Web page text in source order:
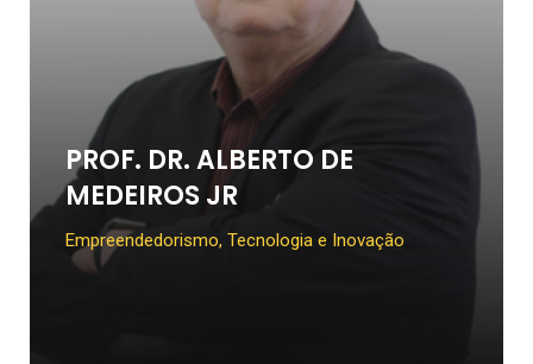
PROF. DR. ALBERTO DE
MEDEIROS JR
Empreendedorismo, Tecnologia e Inovação